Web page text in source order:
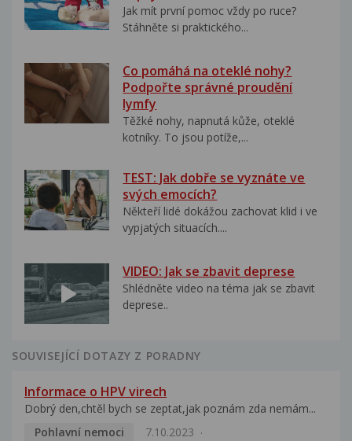
Jak mít první pomoc vždy po ruce?
Stáhněte si praktického...
Co pomáhá na oteklé nohy?
Podpořte správné proudění
lymfy
Těžké nohy, napnutá kůže, oteklé
kotníky. To jsou potíže,...
TEST: Jak dobře se vyznáte ve
svých emocích?
Někteří lidé dokážou zachovat klid i ve
vypjatých situacích....
VIDEO: Jak se zbavit deprese
Shlédněte video na téma jak se zbavit
deprese..
SOUVISEJÍCÍ DOTAZY Z PORADNY
Informace o HPV virech
Dobrý den,chtěl bych se zeptat,jak poznám zda nemám...
Pohlavní nemoci
7.10.2023